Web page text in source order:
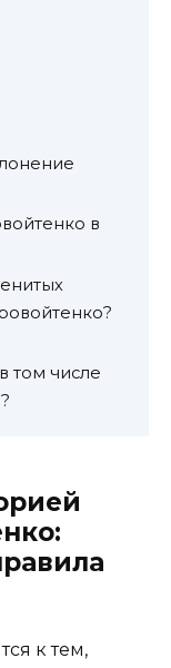
в
том числе
к тем,